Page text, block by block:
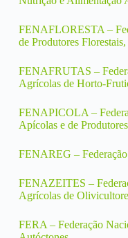
FENAFLORESTA –
de Produtores Florestais,
FENAFRUTAS –
Agrícolas de Horto-
FENAPICOLA –
Apícolas e de
FENAREG –
FENAZEITES –
Agrícolas de
FERA – Federação